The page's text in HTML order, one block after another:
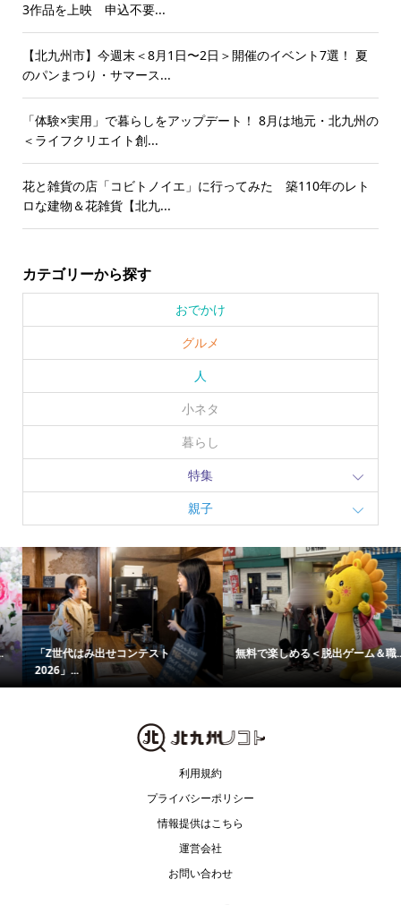
3作品を上映 申込不要...
【北九州市】今週末＜8月1日〜2日＞開催のイベント7選！ 夏
のパンまつり・サマース...
「体験×実用」で暮らしをアップデート！ 8月は地元・北九州の
＜ライフクリエイト創...
花と雑貨の店「コビトノイエ」に行ってみた 築110年のレト
ロな建物＆花雑貨【北九...
カテゴリーから探す
おでかけ
グルメ
人
小ネタ
暮らし
特集
親子
無料で楽しめる＜脱出ゲーム＆職... 初の夜間営業！「花農丘公園親子...
利用規約
プライバシーポリシー
情報提供はこちら
運営会社
お問い合わせ